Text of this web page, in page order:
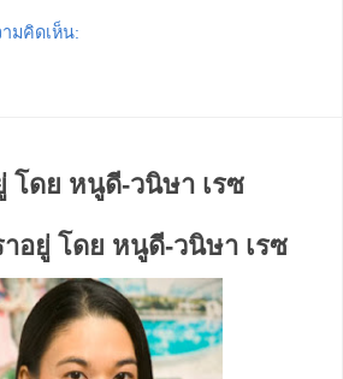
มคิดเห็น:
โดย หนูดี-วนิษา เรซ
าอยู่ โดย หนูดี-วนิษา เรซ